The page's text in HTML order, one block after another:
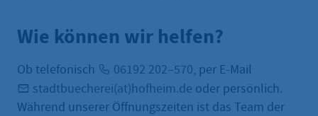
Wie können wir helfen?
Ob telefonisch 06192 202–570, per E-Mail
stadtbuecherei(at)hofheim.de oder persönlich.
Während unserer Öffnungszeiten ist das Team der